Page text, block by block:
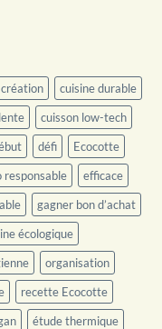
création
cuisine durable
cuisson low-tech
défi
Ecocotte
responsable
efficace
gagner bon d’achat
écologique
organisation
recette Ecocotte
étude thermique